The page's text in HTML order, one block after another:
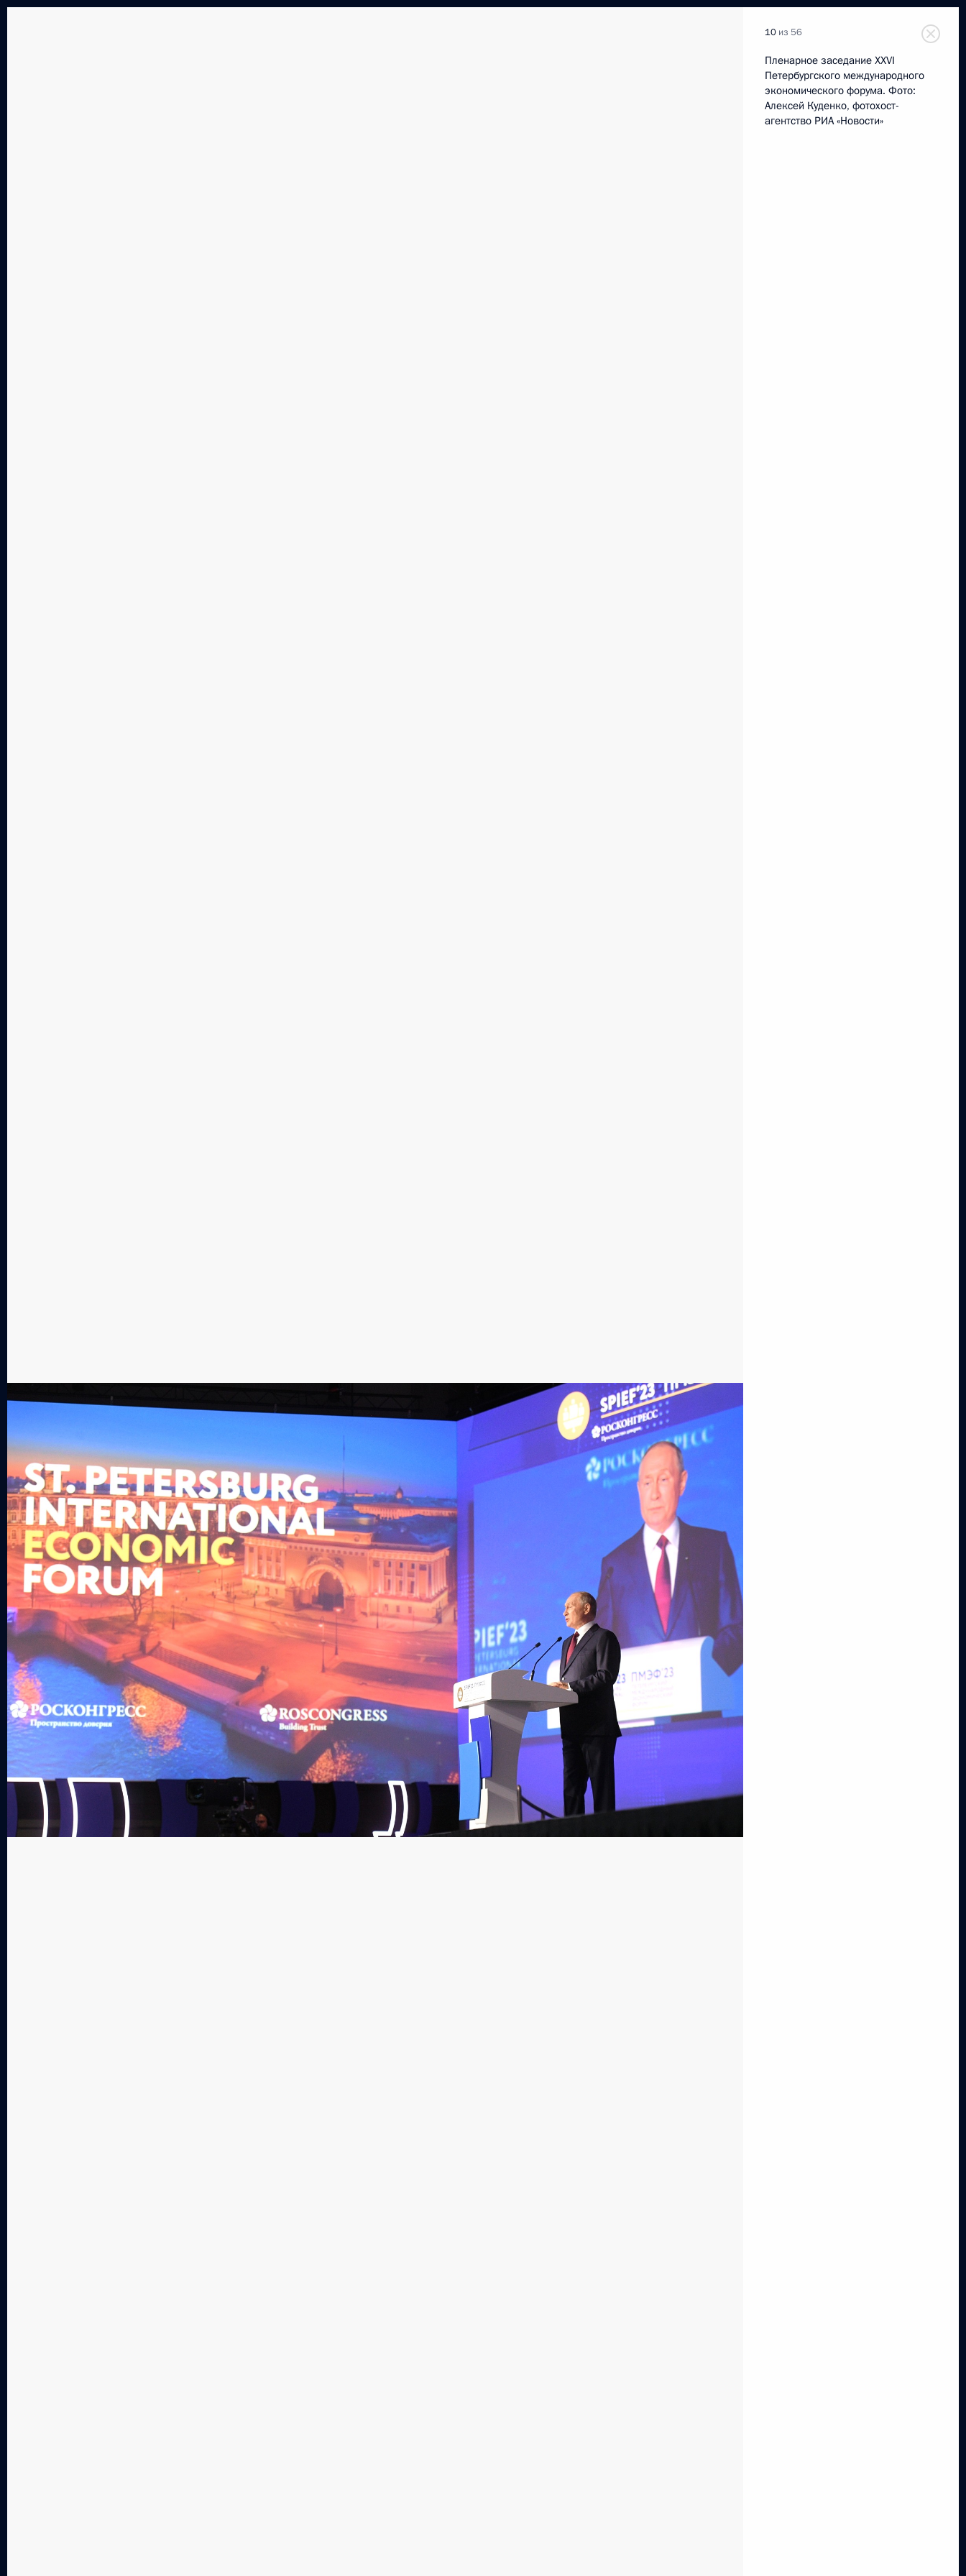
10 из 56
Пленарное заседание XXVI
Петербургского международного
экономического форума. Фото:
Алексей Куденко, фотохост-
агентство РИА «Новости»